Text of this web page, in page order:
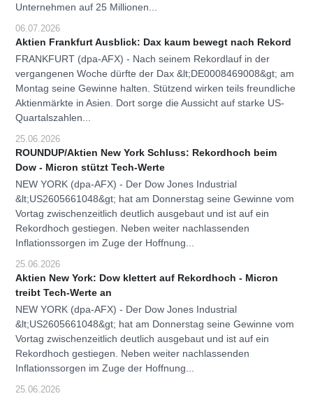
Unternehmen auf 25 Millionen...
06.07.2026
Aktien Frankfurt Ausblick: Dax kaum bewegt nach Rekord
FRANKFURT (dpa-AFX) - Nach seinem Rekordlauf in der
vergangenen Woche dürfte der Dax &lt;DE0008469008&gt; am
Montag seine Gewinne halten. Stützend wirken teils freundliche
Aktienmärkte in Asien. Dort sorge die Aussicht auf starke US-
Quartalszahlen...
25.06.2026
ROUNDUP/Aktien New York Schluss: Rekordhoch beim
Dow - Micron stützt Tech-Werte
NEW YORK (dpa-AFX) - Der Dow Jones Industrial
&lt;US2605661048&gt; hat am Donnerstag seine Gewinne vom
Vortag zwischenzeitlich deutlich ausgebaut und ist auf ein
Rekordhoch gestiegen. Neben weiter nachlassenden
Inflationssorgen im Zuge der Hoffnung...
25.06.2026
Aktien New York: Dow klettert auf Rekordhoch - Micron
treibt Tech-Werte an
NEW YORK (dpa-AFX) - Der Dow Jones Industrial
&lt;US2605661048&gt; hat am Donnerstag seine Gewinne vom
Vortag zwischenzeitlich deutlich ausgebaut und ist auf ein
Rekordhoch gestiegen. Neben weiter nachlassenden
Inflationssorgen im Zuge der Hoffnung...
25.06.2026